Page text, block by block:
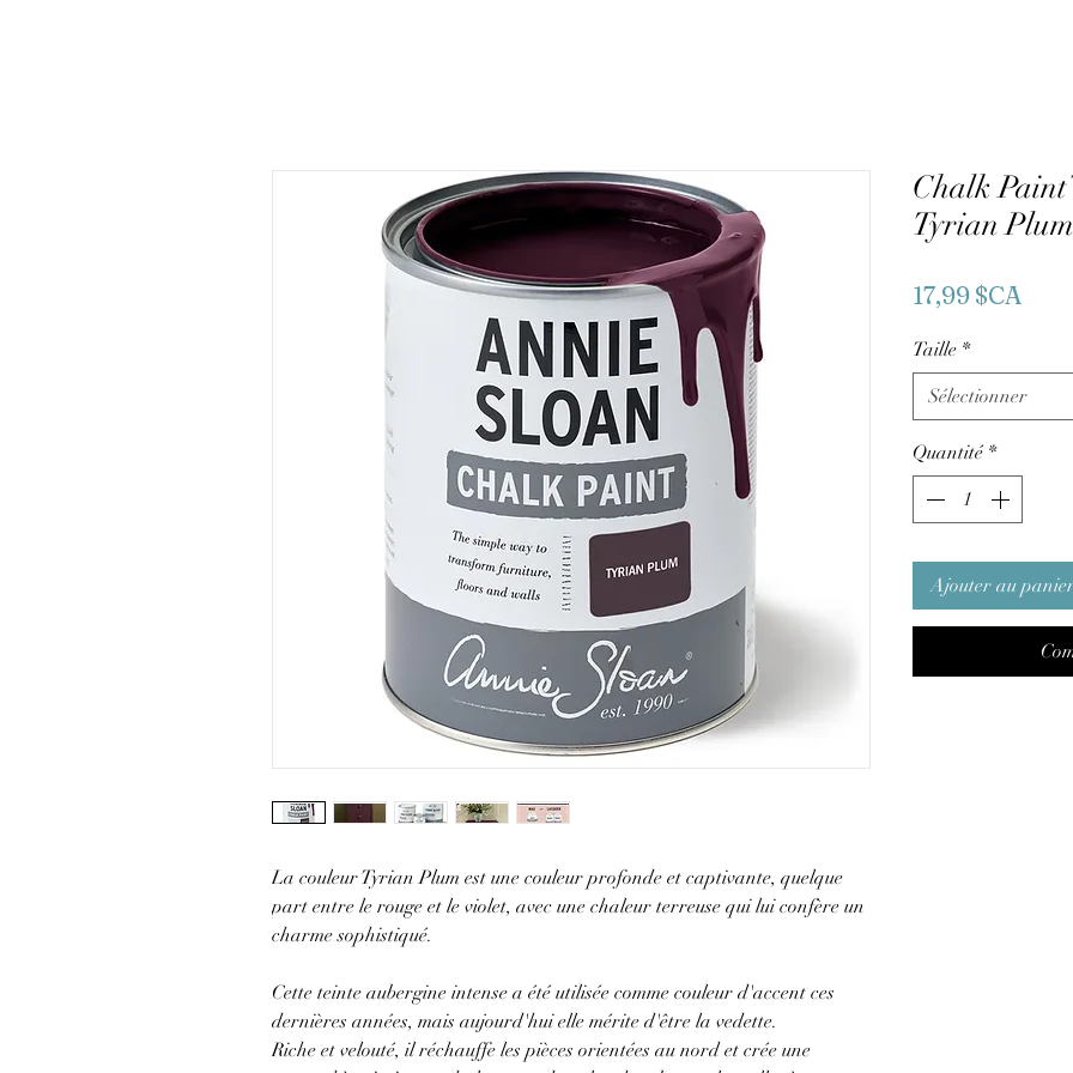
La couleur Tyrian Plum est une couleur profonde et captivante, quelque
part entre le rouge et le violet, avec une chaleur terreuse qui lui confère un
charme sophistiqué.
Cette teinte aubergine intense a été utilisée comme couleur d'accent ces
dernières années, mais aujourd'hui elle mérite d'être la vedette.
Riche et velouté, il réchauffe les pièces orientées au nord et crée une
Chalk
Tyrian Plum
17,99 $CA
Taille *
Sélectionner
Quantité *
Ajouter au